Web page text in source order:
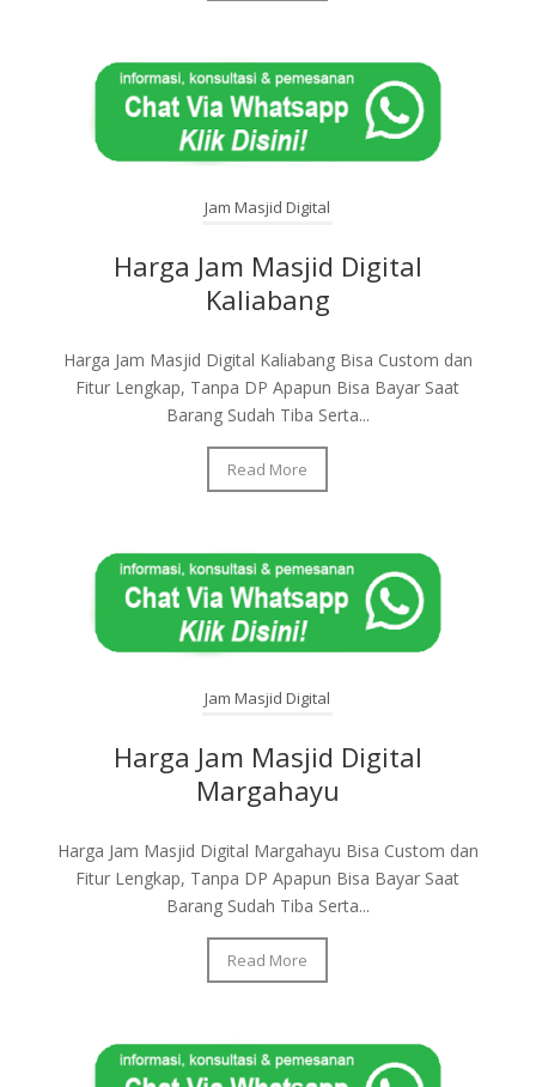
Jam Masjid Digital
Harga Jam Masjid Digital
Kaliabang
Harga Jam Masjid Digital Kaliabang Bisa Custom dan
Fitur Lengkap, Tanpa DP Apapun Bisa Bayar Saat
Barang Sudah Tiba Serta...
Read More
Jam Masjid Digital
Harga Jam Masjid Digital
Margahayu
Harga Jam Masjid Digital Margahayu Bisa Custom dan
Fitur Lengkap, Tanpa DP Apapun Bisa Bayar Saat
Barang Sudah Tiba Serta...
Read More